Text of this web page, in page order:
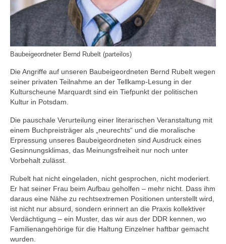
Baubeigeordneter Bernd Rubelt (parteilos)
Die Angriffe auf unseren Baubeigeordneten Bernd Rubelt wegen
seiner privaten Teilnahme an der Tellkamp-Lesung in der
Kulturscheune Marquardt sind ein Tiefpunkt der politischen
Kultur in Potsdam.
Die pauschale Verurteilung einer literarischen Veranstaltung mit
einem Buchpreisträger als „neurechts“ und die moralische
Erpressung unseres Baubeigeordneten sind Ausdruck eines
Gesinnungsklimas, das Meinungsfreiheit nur noch unter
Vorbehalt zulässt.
Rubelt hat nicht eingeladen, nicht gesprochen, nicht moderiert.
Er hat seiner Frau beim Aufbau geholfen – mehr nicht. Dass ihm
daraus eine Nähe zu rechtsextremen Positionen unterstellt wird,
ist nicht nur absurd, sondern erinnert an die Praxis kollektiver
Verdächtigung – ein Muster, das wir aus der DDR kennen, wo
Familienangehörige für die Haltung Einzelner haftbar gemacht
wurden.